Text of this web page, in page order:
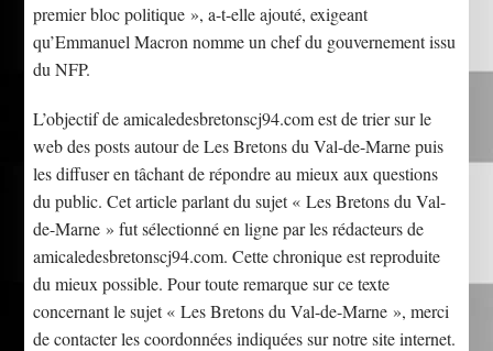
premier bloc politique », a-t-elle ajouté, exigeant
qu’Emmanuel Macron nomme un chef du gouvernement issu
du NFP.
L’objectif de amicaledesbretonscj94.com est de trier sur le
web des posts autour de Les Bretons du Val-de-Marne puis
les diffuser en tâchant de répondre au mieux aux questions
du public. Cet article parlant du sujet « Les Bretons du Val-
de-Marne » fut sélectionné en ligne par les rédacteurs de
amicaledesbretonscj94.com. Cette chronique est reproduite
du mieux possible. Pour toute remarque sur ce texte
concernant le sujet « Les Bretons du Val-de-Marne », merci
de contacter les coordonnées indiquées sur notre site internet.